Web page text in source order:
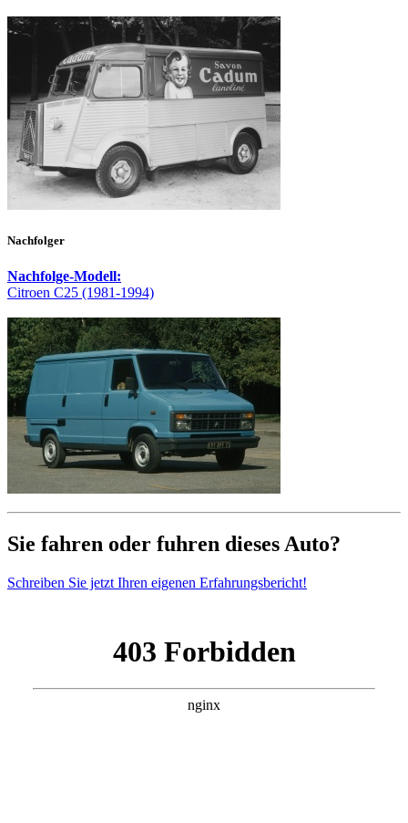
Nachfolger
Nachfolge-Modell:
Citroen C25 (1981-1994)
Sie fahren oder fuhren dieses Auto?
Schreiben Sie jetzt Ihren eigenen Erfahrungsbericht!